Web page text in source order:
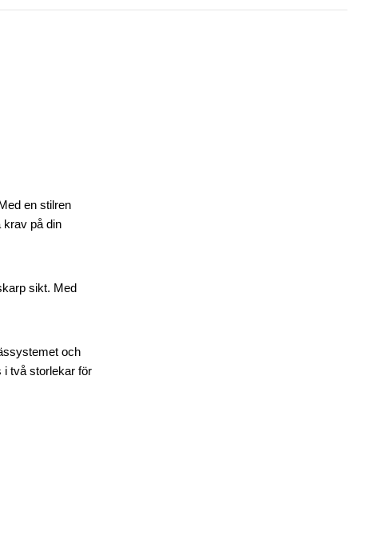
en stilren
krav på din
sikt. Med
och
i två storlekar för